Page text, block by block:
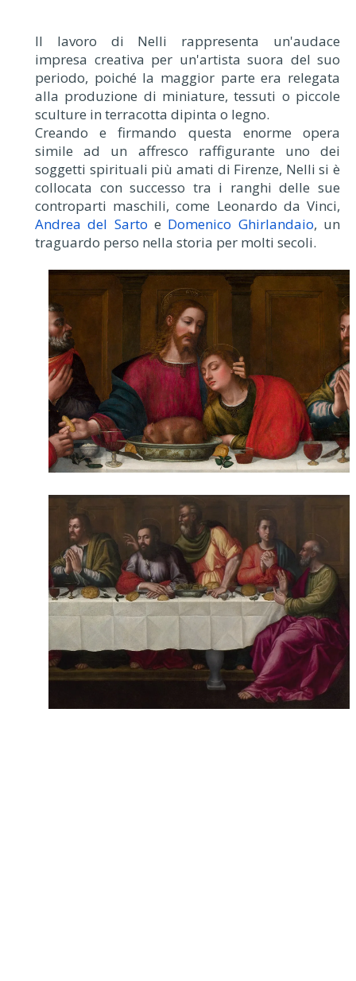
Il lavoro di Nelli rappresenta un'audace
impresa creativa per un'artista suora del suo
periodo, poiché la maggior parte era relegata
alla produzione di miniature, tessuti o piccole
sculture in terracotta dipinta o legno.
Creando e firmando questa enorme opera
simile ad un affresco raffigurante uno dei
soggetti spirituali più amati di Firenze, Nelli si è
collocata con successo tra i ranghi delle sue
controparti maschili, come Leonardo da Vinci,
Andrea del Sarto e Domenico Ghirlandaio, un
traguardo perso nella storia per molti secoli.